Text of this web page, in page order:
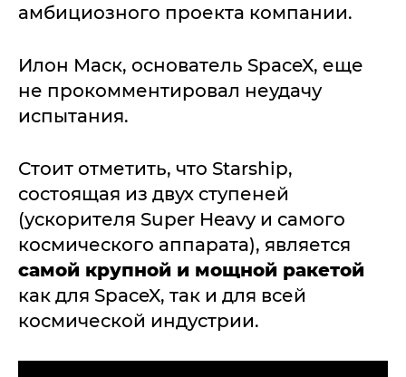
амбициозного проекта компании.
Илон Маск, основатель SpaceX, еще
не прокомментировал неудачу
испытания.
Стоит отметить, что Starship,
состоящая из двух ступеней
(ускорителя Super Heavy и самого
космического аппарата), является
самой крупной и мощной ракетой
как для SpaceX, так и для всей
космической индустрии.